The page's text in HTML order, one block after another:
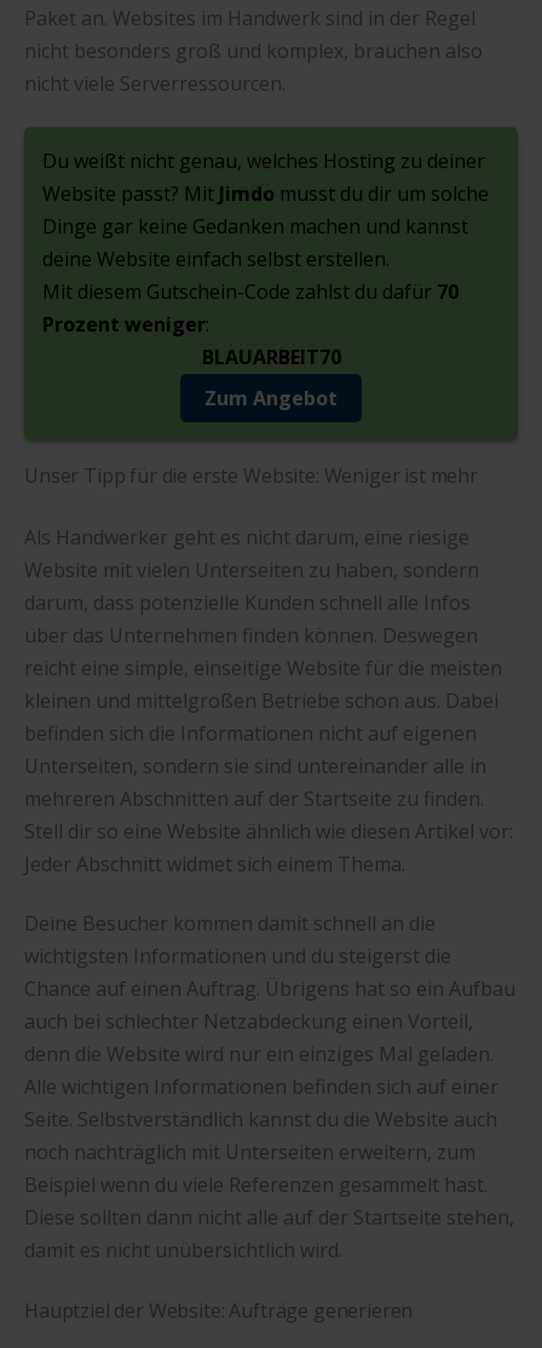
Paket an. Websites im Handwerk sind in der Regel
nicht besonders groß und komplex, brauchen also
nicht viele Serverressourcen.
Du weißt nicht genau, welches Hosting zu deiner
Website passt? Mit Jimdo musst du dir um solche
Dinge gar keine Gedanken machen und kannst
deine Website einfach selbst erstellen.
Mit diesem Gutschein-Code zahlst du dafür 70
Prozent weniger:
BLAUARBEIT70
Zum Angebot
Unser Tipp für die erste Website: Weniger ist mehr
Als Handwerker geht es nicht darum, eine riesige
Website mit vielen Unterseiten zu haben, sondern
darum, dass potenzielle Kunden schnell alle Infos
über das Unternehmen finden können. Deswegen
reicht eine simple, einseitige Website für die meisten
kleinen und mittelgroßen Betriebe schon aus. Dabei
befinden sich die Informationen nicht auf eigenen
Unterseiten, sondern sie sind untereinander alle in
mehreren Abschnitten auf der Startseite zu finden.
Stell dir so eine Website ähnlich wie diesen Artikel vor:
Jeder Abschnitt widmet sich einem Thema.
Deine Besucher kommen damit schnell an die
wichtigsten Informationen und du steigerst die
Chance auf einen Auftrag. Übrigens hat so ein Aufbau
auch bei schlechter Netzabdeckung einen Vorteil,
denn die Website wird nur ein einziges Mal geladen.
Alle wichtigen Informationen befinden sich auf einer
Seite. Selbstverständlich kannst du die Website auch
noch nachträglich mit Unterseiten erweitern, zum
Beispiel wenn du viele Referenzen gesammelt hast.
Diese sollten dann nicht alle auf der Startseite stehen,
damit es nicht unübersichtlich wird.
Hauptziel der Website: Aufträge generieren